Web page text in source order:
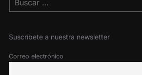
Suscríbete a nuestra newsletter
Correo electrónico